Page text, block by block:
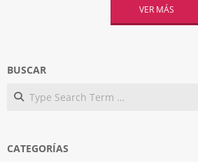
VER MÁS
BUSCAR
Search
CATEGORÍAS